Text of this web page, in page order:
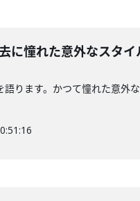
に憧れた意外なスタイ
ります。かつて憧れた意外